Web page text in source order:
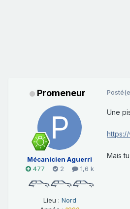
Promeneur
Mécanicien Aguerri
477
2 1,6 k
Lieu : Nord
Une
Mais